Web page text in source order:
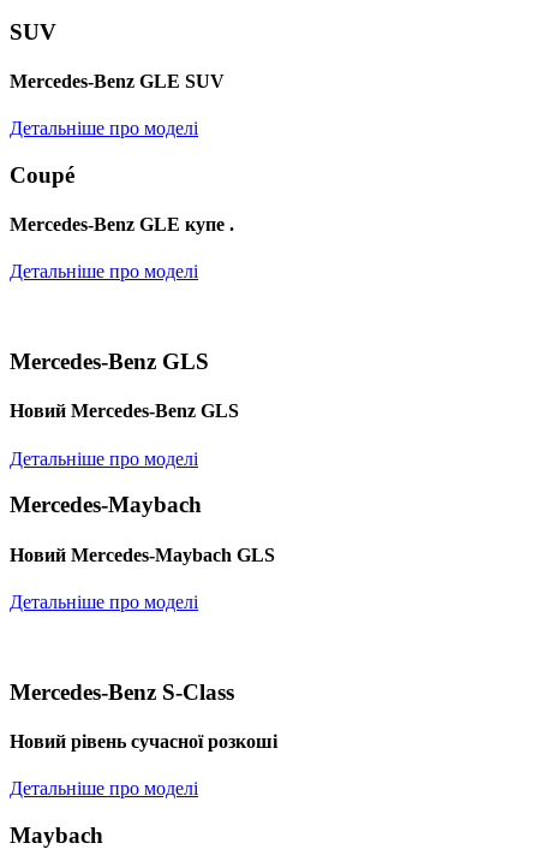
SUV
Mercedes-Benz GLE SUV
Детальніше про моделі
Coupé
Mercedes-Benz GLE купе .
Детальніше про моделі
Mercedes-Benz GLS
Новий Mercedes-Benz GLS
Детальніше про моделі
Mercedes-Maybach
Новий Mercedes-Maybach GLS
Детальніше про моделі
Mercedes-Benz S-Class
Новий рівень сучасної розкоші
Детальніше про моделі
Maybach